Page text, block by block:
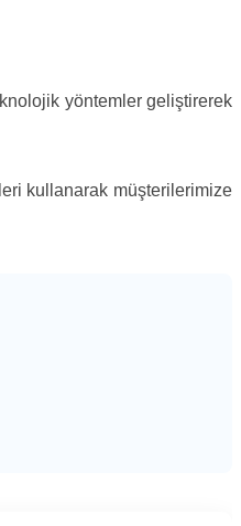
yöntemler geliştirerek
kullanarak müşterilerimize